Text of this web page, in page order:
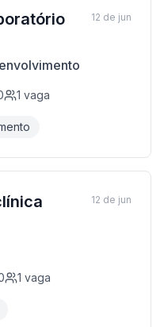
1 vaga
12 de jun
1 vaga
12 de jun